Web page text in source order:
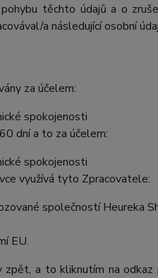
těchto údajů a o
a následující osobní
za účelem:
spokojenosti
60 dní a to za účelem:
spokojenosti
využívá tyto Zpracovatele:
společností Heureka
EU.
a to kliknutím na